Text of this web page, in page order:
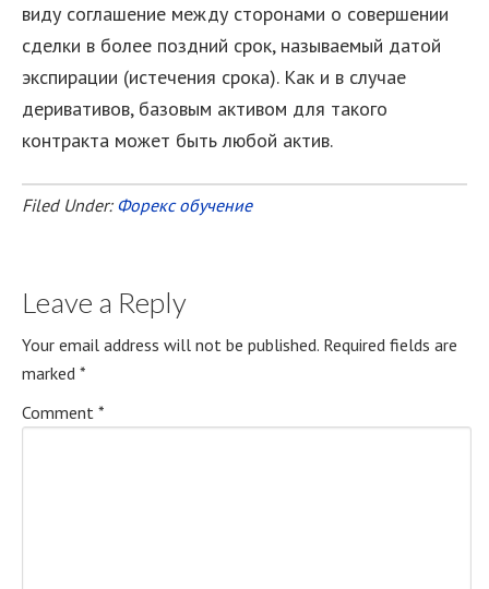
виду соглашение между сторонами о совершении
сделки в более поздний срок, называемый датой
экспирации (истечения срока). Как и в случае
деривативов, базовым активом для такого
контракта может быть любой актив.
Filed Under: Форекс обучение
Leave a Reply
Your email address will not be published. Required fields are
marked *
Comment *